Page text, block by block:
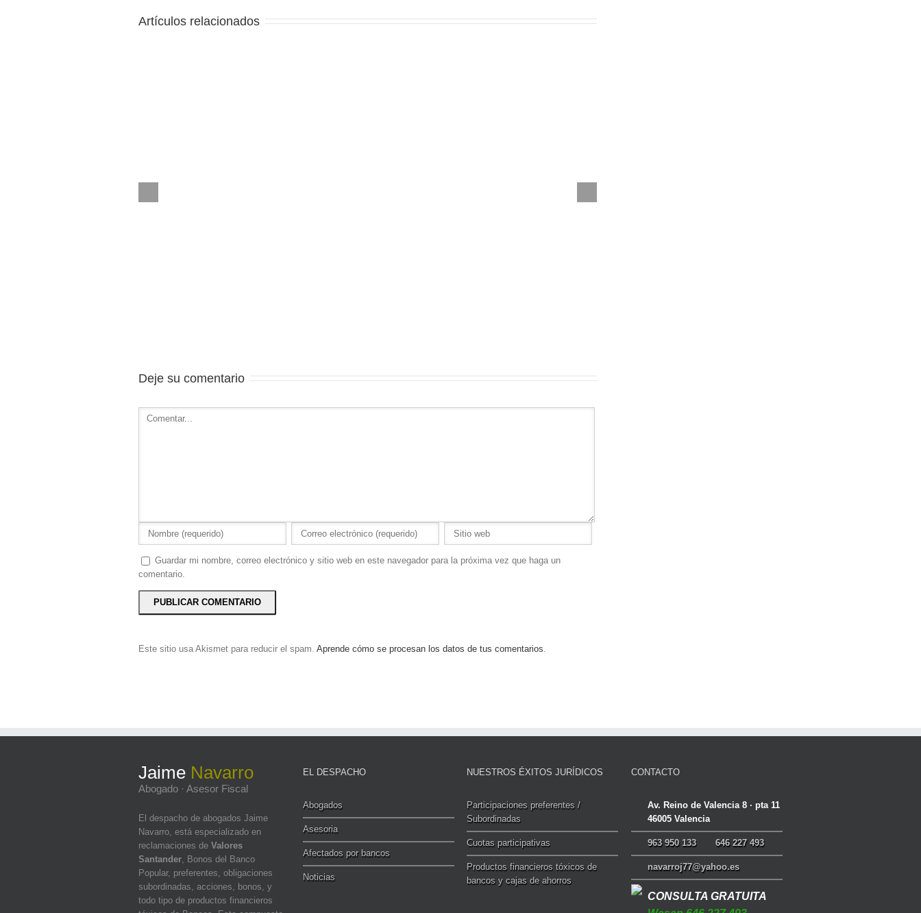
Artículos relacionados
Deje su comentario
Guardar mi nombre, correo electrónico y sitio web en este navegador para la próxima vez que haga un
comentario.
Este sitio usa Akismet para reducir el spam. Aprende cómo se procesan los datos de tus comentarios.
Jaime Navarro
Abogado · Asesor Fiscal
El despacho de abogados Jaime
Navarro, está especializado en
reclamaciones de Valores
Santander, Bonos del Banco
Popular, preferentes, obligaciones
subordinadas, acciones, bonos, y
todo tipo de productos financieros
EL DESPACHO
Abogados
Asesoria
Afectados por bancos
Noticias
NUESTROS ÉXITOS JURÍDICOS
Participaciones preferentes /
Subordinadas
Cuotas participativas
Productos financieros tóxicos de
bancos y cajas de ahorros
CONTACTO
Av. Reino de Valencia 8 · pta 11
46005 Valencia
963 950 133 646 227 493
navarroj77@yahoo.es
CONSULTA GRATUITA